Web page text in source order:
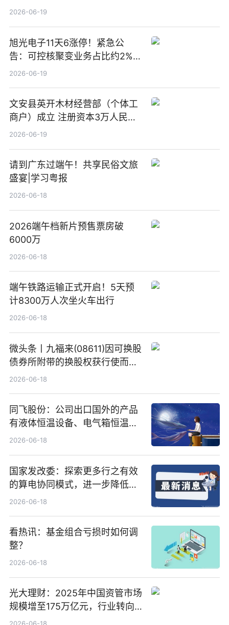
2026-06-19
旭光电子11天6涨停！紧急公
告：可控核聚变业务占比约2%！
前沿热点
2026-06-19
文安县英开木材经营部（个体工
商户）成立 注册资本3万人民币
新要闻
2026-06-19
请到广东过端午！共享民俗文旅
盛宴|学习粤报
2026-06-18
2026端午档新片预售票房破
6000万
2026-06-18
端午铁路运输正式开启！5天预
计8300万人次坐火车出行
2026-06-18
微头条丨九福来(08611)因可换股
债券所附带的换股权获行使而发
行5200万股
2026-06-18
同飞股份：公司出口国外的产品
有液体恒温设备、电气箱恒温装
置、纯水冷却单元和特种换热器
2026-06-18
国家发改委：探索更多行之有效
的算电协同模式，进一步降低网
络传输时延_最资讯
2026-06-18
看热讯：基金组合亏损时如何调
整？
2026-06-18
光大理财：2025年中国资管市场
规模增至175万亿元，行业转向
“量质并重”